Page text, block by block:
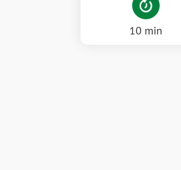
10 min